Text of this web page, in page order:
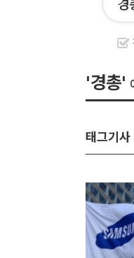
'경총'
태그기사